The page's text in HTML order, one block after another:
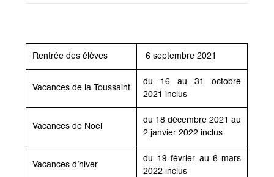
Rentrée des élèves 6 septembre 2021
Vacances de la Toussaint
du 16 au 31 octobre
2021 inclus
Vacances de Noël
du 18 décembre 2021 au
2 janvier 2022 inclus
Vacances d’hiver
du 19 février au 6 mars
2022 inclus